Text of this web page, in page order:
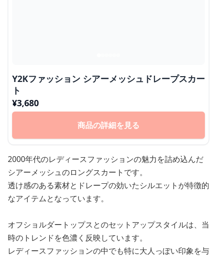
Y2Kファッション シアーメッシュドレープスカー
ト
¥3,680
商品の詳細を見る
2000年代のレディースファッションの魅力を詰め込んだ
シアーメッシュのロングスカートです。
透け感のある素材とドレープの効いたシルエットが特徴的
なアイテムとなっています。
オフショルダートップスとのセットアップスタイルは、当
時のトレンドを色濃く反映しています。
レディースファッションの中でも特に大人っぽい印象を与